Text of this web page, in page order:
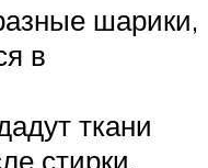
шарики,
в
ткани
стирки,